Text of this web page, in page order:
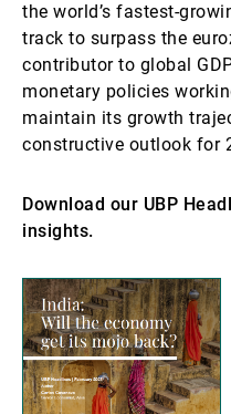
the world’s fastest-
track to surpass the
contributor to global
monetary policies
maintain its growth
constructive outlook for
Download our UBP
insights.